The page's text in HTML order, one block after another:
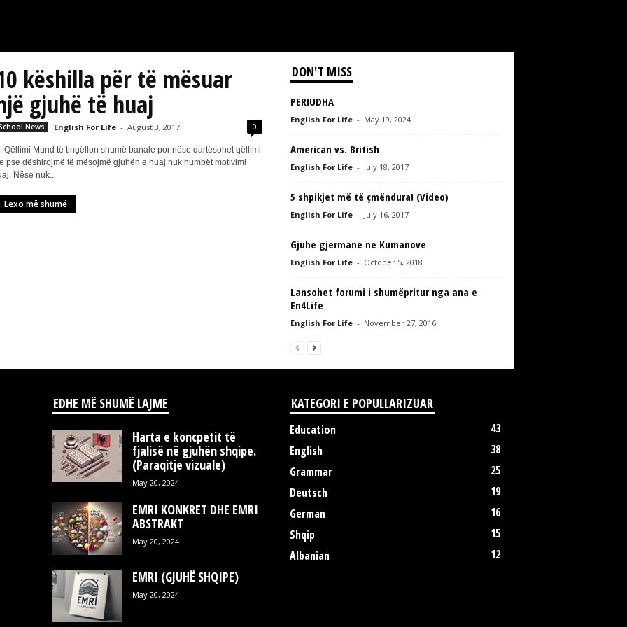
këshilla për të mësuar
gjuhë të huaj
News English For Life - August 3, 2017 0
Qëllimi Mund të tingëllon shumë banale por nëse qartësohet qëllimi
pse dëshirojmë të mësojmë gjuhën e huaj nuk humbët motivimi
Nëse nuk...
Lexo më shumë
DON'T MISS
PERIUDHA
English For Life - May 19, 2024
American vs. British
English For Life - July 18, 2017
5 shpikjet më të çmëndura! (Video)
English For Life - July 16, 2017
Gjuhe gjermane ne Kumanove
English For Life - October 5, 2018
Lansohet forumi i shumëpritur nga ana e
En4Life
English For Life - November 27, 2016
EDHE MË SHUMË LAJME
Harta e koncpetit të
fjalisë në gjuhën shqipe.
(Paraqitje vizuale)
May 20, 2024
EMRI KONKRET DHE EMRI
ABSTRAKT
May 20, 2024
EMRI (GJUHË SHQIPE)
May 20, 2024
KATEGORI E POPULLARIZUAR
Education
43
English
38
Grammar
25
Deutsch
19
German
16
Shqip
15
Albanian
12